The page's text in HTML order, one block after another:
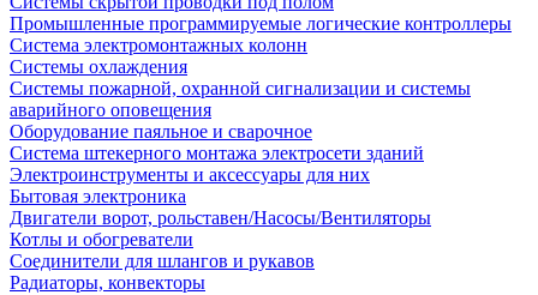
Промышленные программируемые логические контроллеры
Система электромонтажных колонн
Системы охлаждения
Системы пожарной, охранной сигнализации и системы
аварийного оповещения
Оборудование паяльное и сварочное
Система штекерного монтажа электросети зданий
Электроинструменты и аксессуары для них
Бытовая электроника
Двигатели ворот, рольставен/Насосы/Вентиляторы
Котлы и обогреватели
Соединители для шлангов и рукавов
Радиаторы, конвекторы